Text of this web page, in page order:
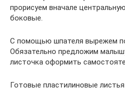
прорисуем вначале
боковые.
С помощью шпателя вырежем
Обязательно предложим
листочка оформить
Готовые пластилиновые